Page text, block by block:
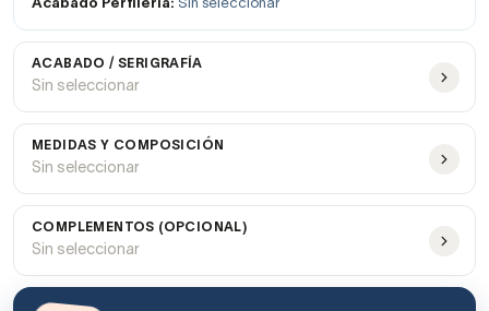
Acabado Perfilería: Sin seleccionar
ACABADO / SERIGRAFÍA
Sin seleccionar
MEDIDAS Y COMPOSICIÓN
Sin seleccionar
COMPLEMENTOS (OPCIONAL)
Sin seleccionar